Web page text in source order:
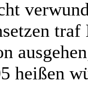
heißen